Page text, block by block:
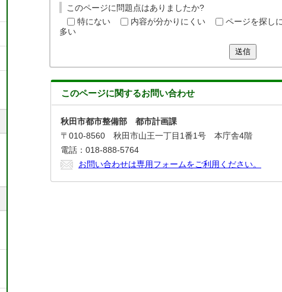
このページに問題点はありましたか?
特にない
内容が分かりにくい ページを探し
多い
送信
このページに関するお問い合わせ
秋田市都市整備部 都市計画課
〒010-8560 秋田市山王一丁目1番1号 本庁舎4階
電話：018-888-5764
お問い合わせは専用フォームをご利用ください。